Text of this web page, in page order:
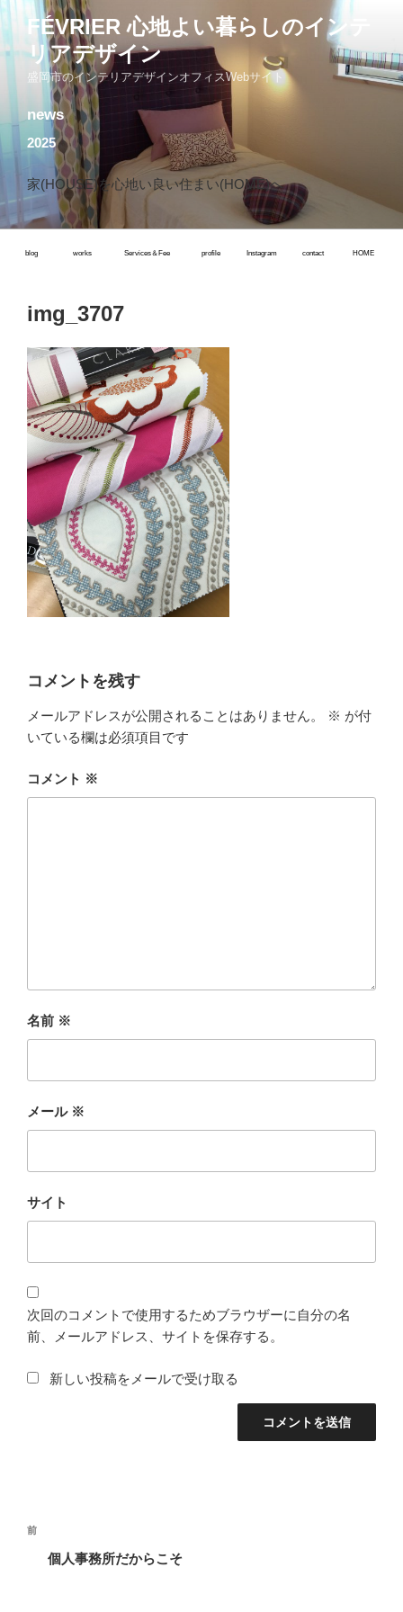
コ
ン
テ
プ
FÉVRIER 心地よい暮らしのインテ
リアデザイン
盛岡市のインテリアデザインオフィスWebサイト
news
2025
家(HOUSE)を心地い良い住まい(HOME)へ
blog works Services＆Fee profile Instagram contact HOME
img_3707
コメントを残す
メールアドレスが公開されることはありません。 ※ が付
いている欄は必須項目です
コメント ※
名前 ※
メール ※
サイト
次回のコメントで使用するためブラウザーに自分の名
前、メールアドレス、サイトを保存する。
新しい投稿をメールで受け取る
投
前
前
個人事務所だからこそ